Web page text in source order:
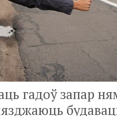
гадоў запар